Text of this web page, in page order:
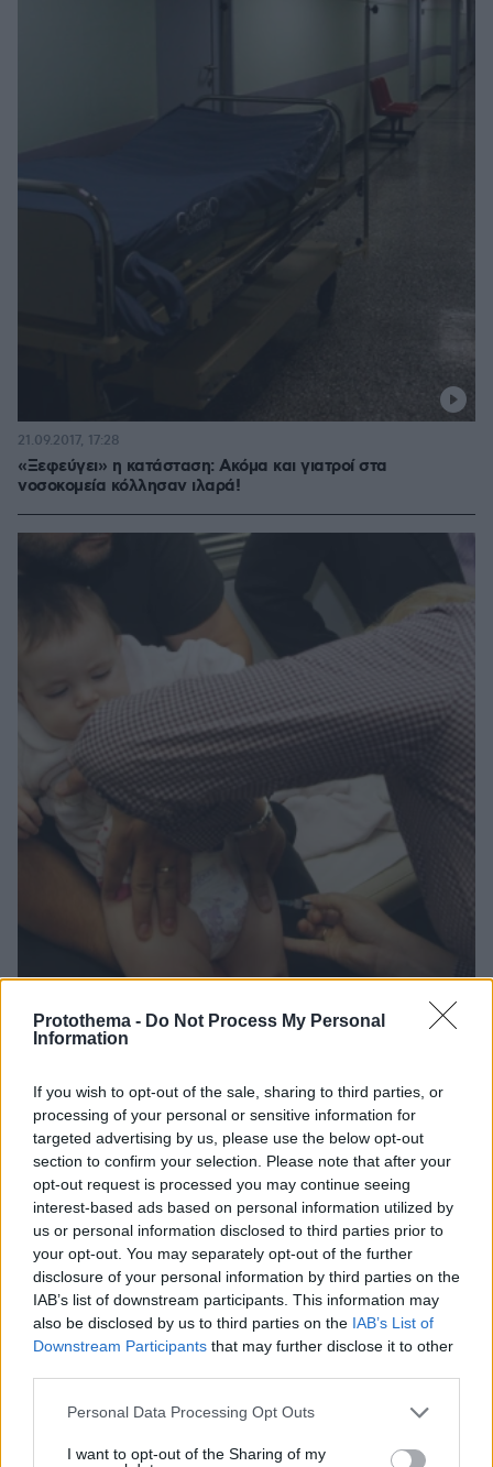
Protothema - Do Not Process My Personal
Information
If you wish to opt-out of the sale, sharing to third parties, or
processing of your personal or sensitive information for
targeted advertising by us, please use the below opt-out
section to confirm your selection. Please note that after your
opt-out request is processed you may continue seeing
interest-based ads based on personal information utilized by
us or personal information disclosed to third parties prior to
your opt-out. You may separately opt-out of the further
disclosure of your personal information by third parties on the
IAB’s list of downstream participants. This information may
also be disclosed by us to third parties on the IAB’s List of
Downstream Participants that may further disclose it to other
Please note that this website/app uses one or more Google
not limited to your visit or usage behaviour. You may click to
Personal Data Processing Opt Outs
I want to opt-out of the Sharing of my
«Ξεφεύγει» η κατάσταση: Ακόμα και γιατροί στα
νοσοκομεία κόλλησαν ιλαρά!
21.09.2017, 17:28
«Συναγερμός» για την ιλαρά: Πάνω από 300 τα κρούσματα
19.09.2017, 06:15
Thema Insights